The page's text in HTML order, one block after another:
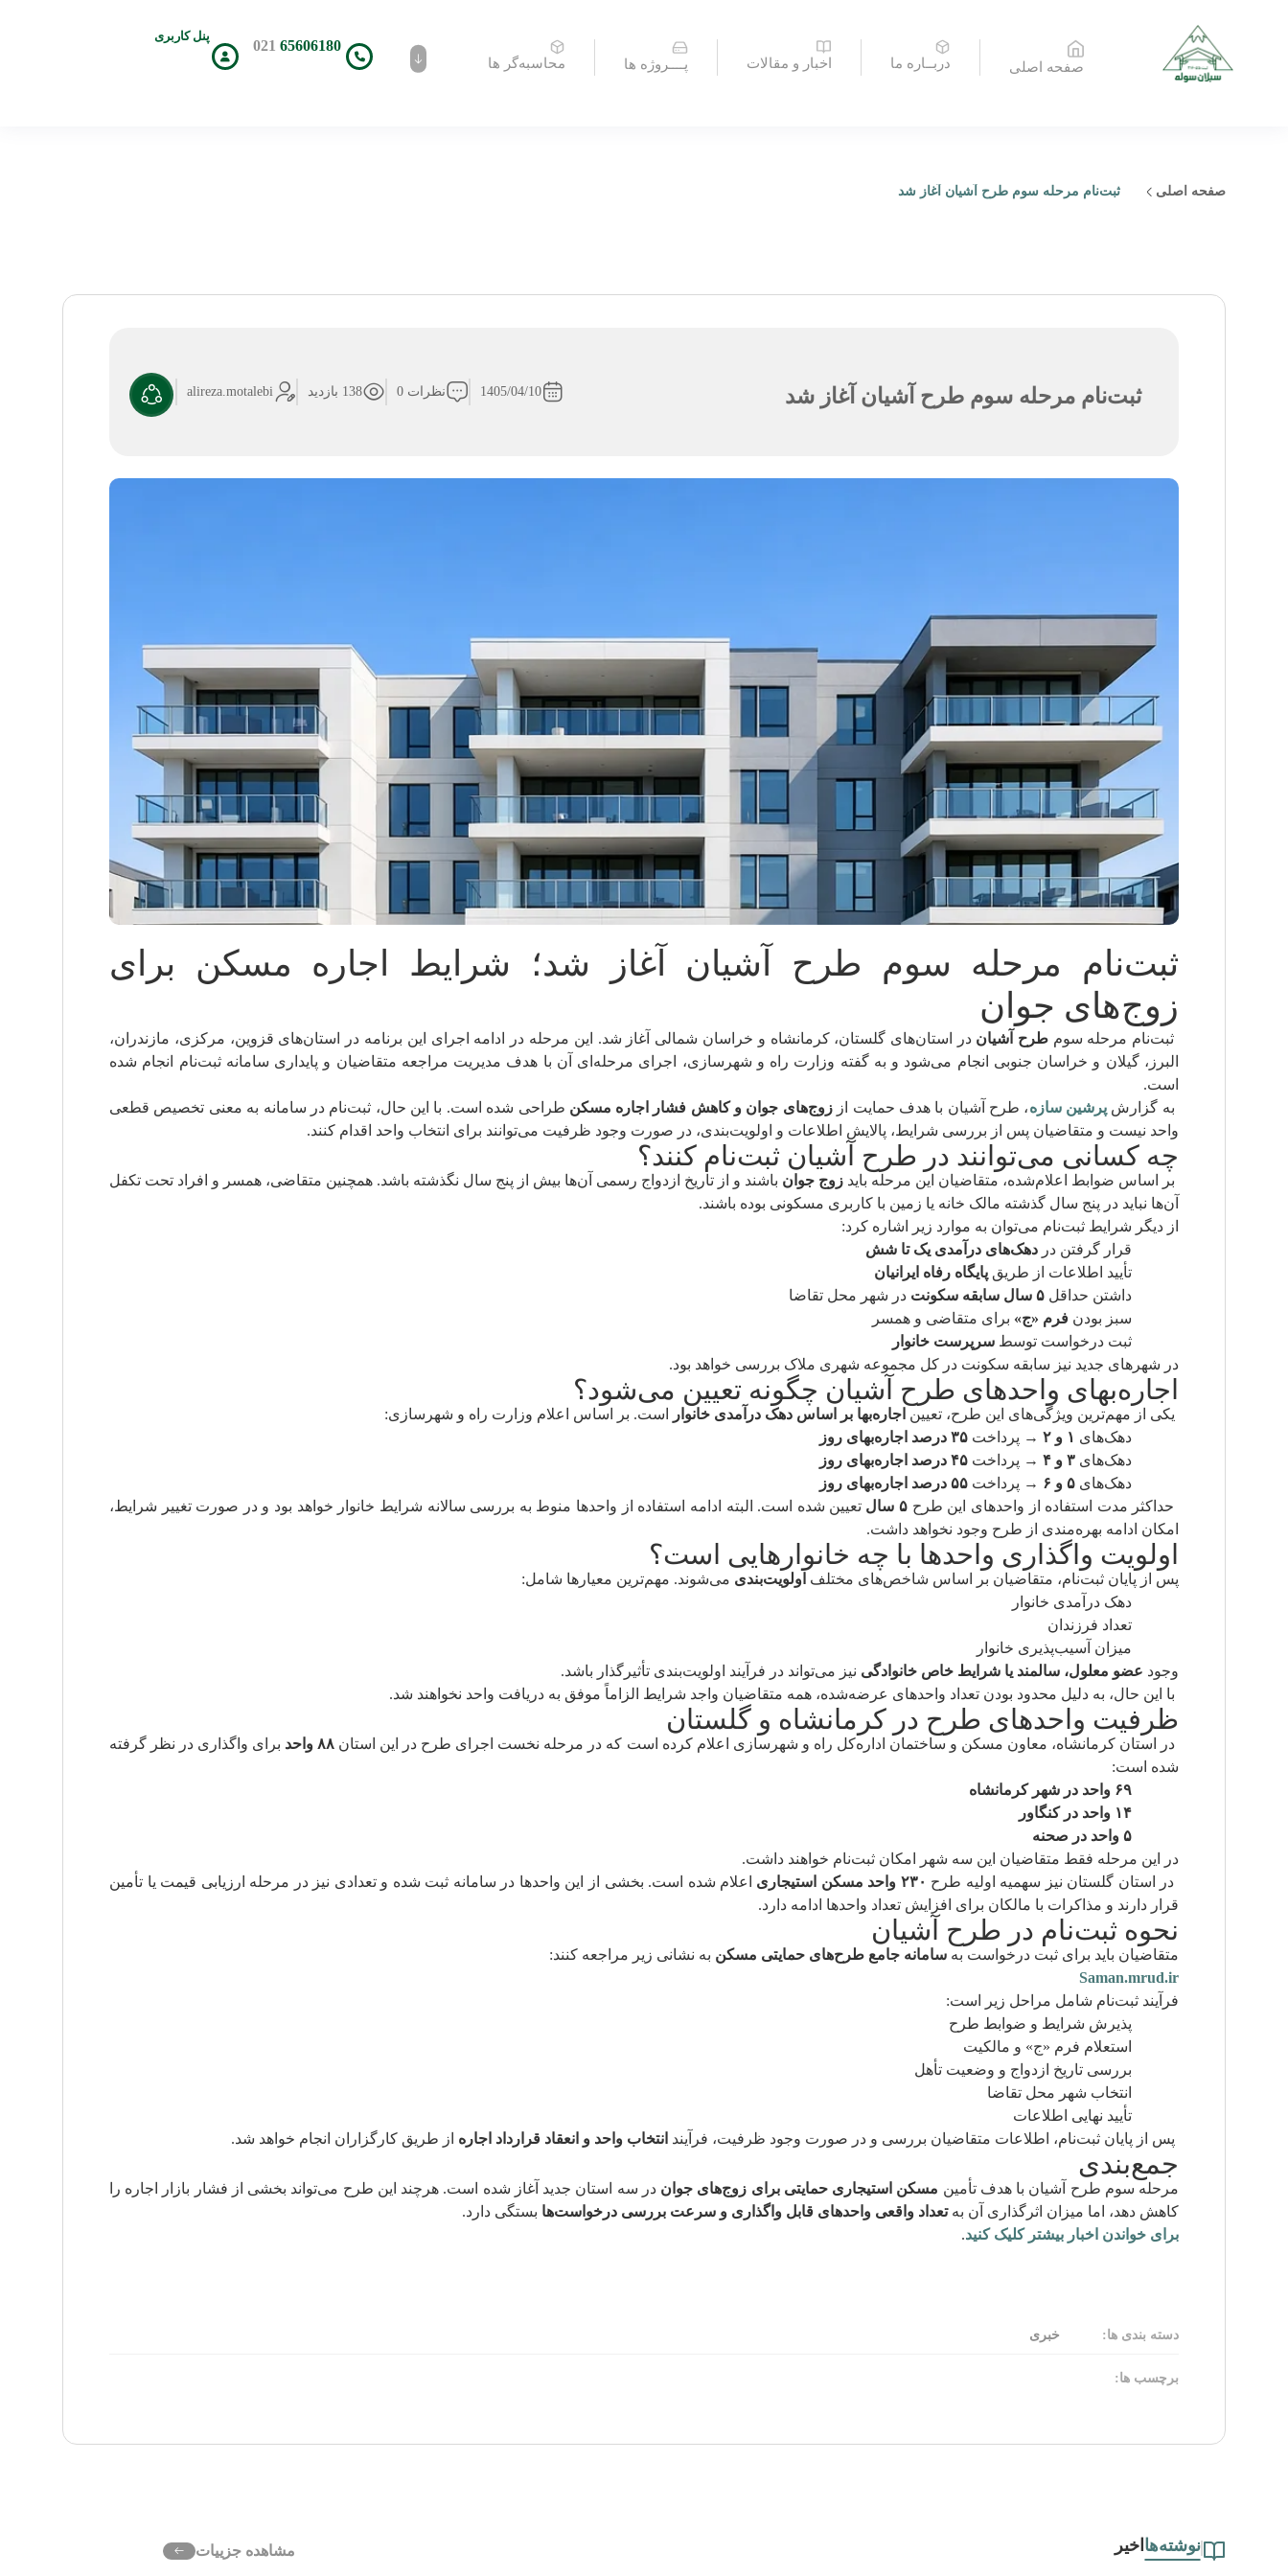
صفحه اصلی دربــاره ما اخبار و مقالات پــــروژه ها محاسبه‌گر ها
65606180
021
پنل کاربری
صفحه اصلی ثبت‌نام مرحله سوم طرح آشیان آغاز شد
ثبت‌نام مرحله سوم طرح آشیان آغاز شد 1405/04/10 نظرات 0 138 بازدید alireza.motalebi
ثبت‌نام مرحله سوم طرح آشیان آغاز شد؛ شرایط اجاره مسکن برای
زوج‌های جوان
ثبت‌نام مرحله سومطرح آشیان در استان‌های گلستان، کرمانشاه و خراسان شمالی آغاز شد. این مرحله در ادامه اجرای این برنامه در استان‌های قزوین، مرکزی، مازندران،
البرز، گیلان و خراسان جنوبی انجام می‌شود و به گفته وزارت راه و شهرسازی، اجرای مرحله‌ای آن با هدف مدیریت مراجعه متقاضیان و پایداری سامانه ثبت‌نام انجام شده
است.
به گزارشپرشین سازه، طرح آشیان با هدف حمایت اززوج‌های جوان و کاهش فشار اجاره مسکن طراحی شده است. با این حال، ثبت‌نام در سامانه به معنی تخصیص قطعی
واحد نیست و متقاضیان پس از بررسی شرایط، پالایش اطلاعات و اولویت‌بندی، در صورت وجود ظرفیت می‌توانند برای انتخاب واحد اقدام کنند.
چه کسانی می‌توانند در طرح آشیان ثبت‌نام کنند؟
بر اساس ضوابط اعلام‌شده، متقاضیان این مرحله باید زوج جوان باشند و از تاریخ ازدواج رسمی آن‌ها بیش از پنج سال نگذشته باشد. همچنین متقاضی، همسر و افراد تحت تکفل
آن‌ها نباید در پنج سال گذشته مالک خانه یا زمین با کاربری مسکونی بوده باشند.
از دیگر شرایط ثبت‌نام می‌توان به موارد زیر اشاره کرد:
قرار گرفتن دردهک‌های درآمدی یک تا شش
تأیید اطلاعات از طریقپایگاه رفاه ایرانیان
داشتن حداقل۵ سال سابقه سکونت
در شهر محل تقاضا
سبز بودنفرم «ج» برای متقاضی و همسر
ثبت درخواست توسطسرپرست خانوار
در شهرهای جدید نیز سابقه سکونت در کل مجموعه شهری ملاک بررسی خواهد بود.
اجاره‌بهای واحدهای طرح آشیان چگونه تعیین می‌شود؟
یکی از مهم‌ترین ویژگی‌های این طرح، تعیین اجاره‌بها بر اساس دهک درآمدی خانوار
است. بر اساس اعلام وزارت راه و شهرسازی:
دهک‌های ۱ و ۲ → پرداخت۳۵ درصد اجاره‌بهای روز
دهک‌های۳ و ۴ → پرداخت۴۵ درصد اجاره‌بهای روز
دهک‌های۵ و ۶ → پرداخت۵۵ درصد اجاره‌بهای روز
حداکثر مدت استفاده از واحدهای این طرح ۵ سال
تعیین شده است. البته ادامه استفاده از واحدها منوط به بررسی سالانه شرایط خانوار خواهد بود و در صورت تغییر شرایط،
امکان ادامه بهره‌مندی از طرح وجود نخواهد داشت.
اولویت واگذاری واحدها با چه خانوارهایی است؟
پس از پایان ثبت‌نام، متقاضیان بر اساس شاخص‌های مختلف اولویت‌بندی می‌شوند. مهم‌ترین معیارها شامل:
دهک درآمدی خانوار
تعداد فرزندان
میزان آسیب‌پذیری خانوار
وجود عضو معلول، سالمند یا شرایط خاص خانوادگی نیز می‌تواند در فرآیند اولویت‌بندی تأثیرگذار باشد.
با این حال، به دلیل محدود بودن تعداد واحدهای عرضه‌شده، همه متقاضیان واجد شرایط الزاماً موفق به دریافت واحد نخواهند شد.
ظرفیت واحدهای طرح در کرمانشاه و گلستان
در استان کرمانشاه، معاون مسکن و ساختمان اداره‌کل راه و شهرسازی اعلام کرده است که در مرحله نخست اجرای طرح در این استان ۸۸ واحد
برای واگذاری در نظر گرفته
شده است:
۶۹ واحد در شهر کرمانشاه
۱۴ واحد در کنگاور
۵ واحد در صحنه
در این مرحله فقط متقاضیان این سه شهر امکان ثبت‌نام خواهند داشت.
در استان گلستان نیز سهمیه اولیه طرح ۲۳۰ واحد مسکن استیجاری
اعلام شده است. بخشی از این واحدها در سامانه ثبت شده و تعدادی نیز در مرحله ارزیابی قیمت یا تأمین
قرار دارند و مذاکرات با مالکان برای افزایش تعداد واحدها ادامه دارد.
نحوه ثبت‌نام در طرح آشیان
متقاضیان باید برای ثبت درخواست به سامانه جامع طرح‌های حمایتی مسکن به نشانی زیر مراجعه کنند:
Saman.mrud.ir
فرآیند ثبت‌نام شامل مراحل زیر است:
پذیرش شرایط و ضوابط طرح
استعلام فرم «ج» و مالکیت
بررسی تاریخ ازدواج و وضعیت تأهل
انتخاب شهر محل تقاضا
تأیید نهایی اطلاعات
پس از پایان ثبت‌نام، اطلاعات متقاضیان بررسی و در صورت وجود ظرفیت، فرآیند انتخاب واحد و انعقاد قرارداد اجاره از طریق کارگزاران انجام خواهد شد.
جمع‌بندی
مرحله سوم طرح آشیان با هدف تأمین مسکن استیجاری حمایتی برای زوج‌های جوان در سه استان جدید آغاز شده است. هرچند این طرح می‌تواند بخشی از فشار بازار اجاره را
کاهش دهد، اما میزان اثرگذاری آن بهتعداد واقعی واحدهای قابل واگذاری و سرعت بررسی درخواست‌ها بستگی دارد.
برای خواندن اخبار بیشتر کلیک کنید.
دسته بندی ها: خبری
برچسب ها:
نوشته‌ها اخیر مشاهده جزییات